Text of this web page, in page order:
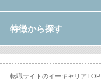
特徴から探す
転職サイトのイーキャリアTOP